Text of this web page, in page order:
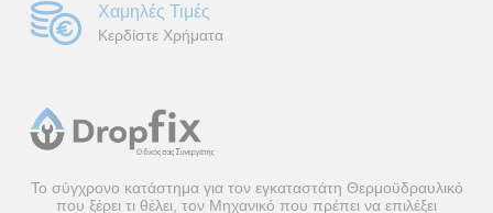
Χαμηλές Τιμές
Κερδίστε Χρήματα
Το σύγχρονο κατάστημα για τον εγκαταστάτη Θερμοϋδραυλικό
που ξέρει τι θέλει, τον Μηχανικό που πρέπει να επιλέξει